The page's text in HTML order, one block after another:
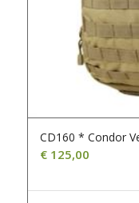
CD160 * Condor
€125,00